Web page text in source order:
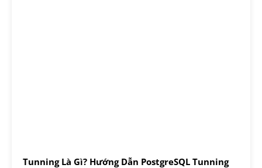
Tunning Là Gì? Hướng Dẫn PostgreSQL Tunning